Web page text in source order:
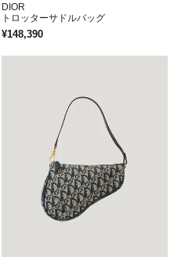
DIOR
トロッターサドルバッグ
¥148,390